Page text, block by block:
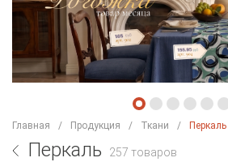
Главная Продукция Ткани Перкаль
Перкаль 257 товаров